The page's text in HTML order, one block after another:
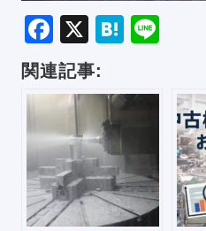
Facebook
X Hatena
関連記事: